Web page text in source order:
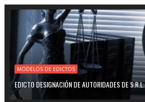
MODELOS DE EDICTOS
EDICTO DESIGNACIÓN DE AUTORIDADES DE S.R.L.